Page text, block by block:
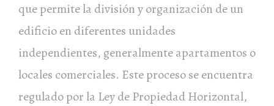
que permite la división y organización de un
edificio en diferentes unidades
independientes, generalmente apartamentos o
locales comerciales. Este proceso se encuentra
regulado por la Ley de Propiedad Horizontal,